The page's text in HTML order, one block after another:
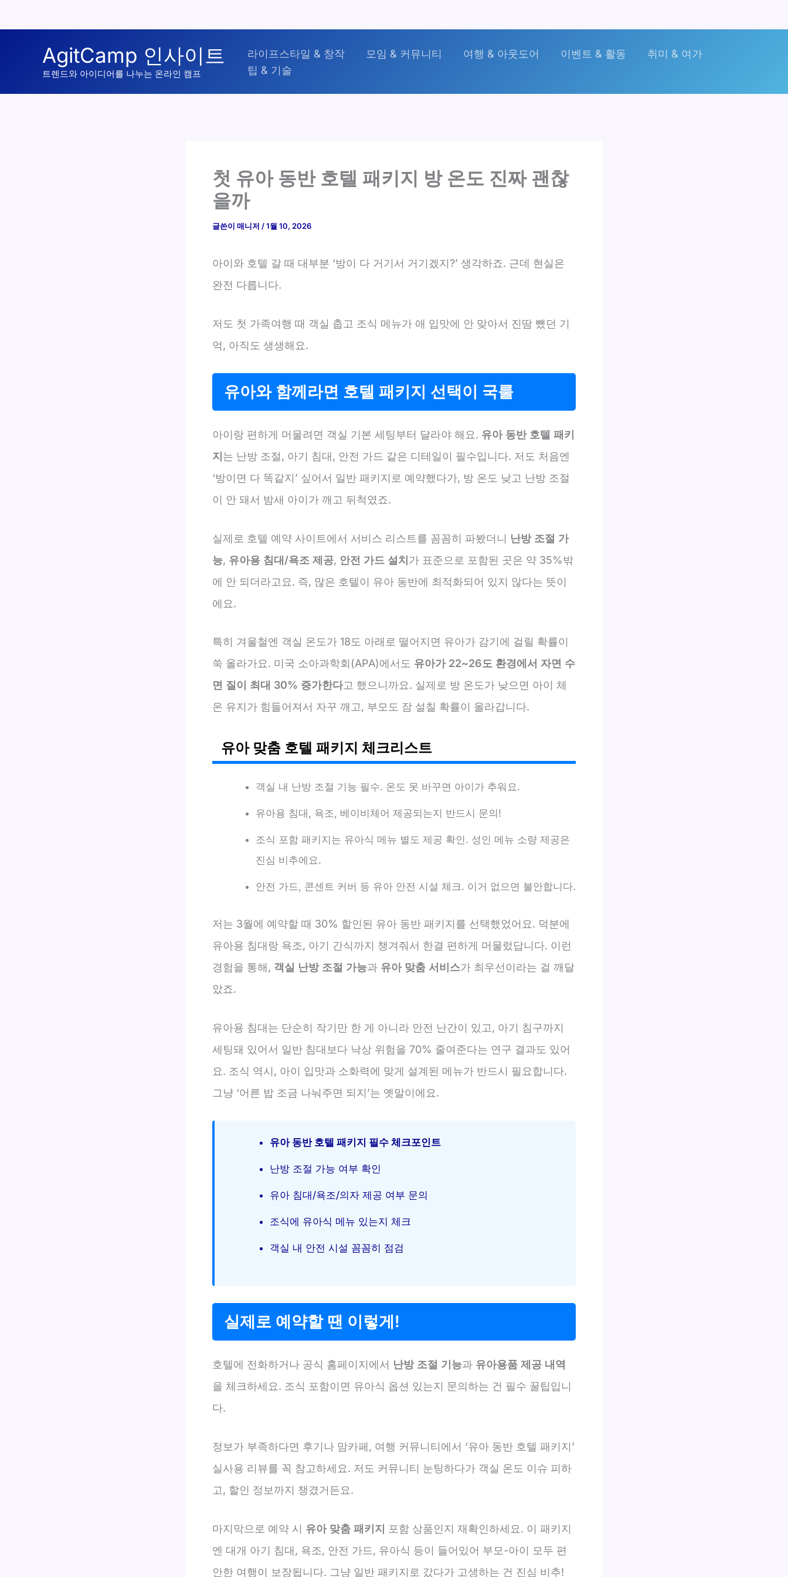
AgitCamp 인사이트
트렌드와 아이디어를 나누는 온라인 캠프
라이프스타일 & 창작 모임 & 커뮤니티 여행 & 아웃도어 이벤트 & 활동
취미 & 여가
팁 & 기술
첫 유아 동반 호텔 패키지 방 온도 진짜 괜찮
을까
글쓴이 매니저 /1월 10, 2026
아이와 호텔 갈 때 대부분 ‘방이 다 거기서 거기겠지?’ 생각하죠. 근데 현실은
완전 다릅니다.
저도 첫 가족여행 때 객실 춥고 조식 메뉴가 애 입맛에 안 맞아서 진땀 뺐던 기
억, 아직도 생생해요.
유아와 함께라면 호텔 패키지 선택이 국룰
아이랑 편하게 머물려면 객실 기본 세팅부터 달라야 해요. 유아 동반 호텔 패키
지는 난방 조절, 아기 침대, 안전 가드 같은 디테일이 필수입니다. 저도 처음엔
‘방이면 다 똑같지’ 싶어서 일반 패키지로 예약했다가, 방 온도 낮고 난방 조절
이 안 돼서 밤새 아이가 깨고 뒤척였죠.
실제로 호텔 예약 사이트에서 서비스 리스트를 꼼꼼히 파봤더니 난방 조절 가
능, 유아용 침대/욕조 제공, 안전 가드 설치가 표준으로 포함된 곳은 약 35%밖
에 안 되더라고요. 즉, 많은 호텔이 유아 동반에 최적화되어 있지 않다는 뜻이
에요.
특히 겨울철엔 객실 온도가 18도 아래로 떨어지면 유아가 감기에 걸릴 확률이
쑥 올라가요. 미국 소아과학회(APA)에서도 유아가 22~26도 환경에서 자면 수
면 질이 최대 30% 증가한다고 했으니까요. 실제로 방 온도가 낮으면 아이 체
온 유지가 힘들어져서 자꾸 깨고, 부모도 잠 설칠 확률이 올라갑니다.
유아 맞춤 호텔 패키지 체크리스트
객실 내 난방 조절 기능 필수. 온도 못 바꾸면 아이가 추워요.
유아용 침대, 욕조, 베이비체어 제공되는지 반드시 문의!
조식 포함 패키지는 유아식 메뉴 별도 제공 확인. 성인 메뉴 소량 제공은
진심 비추에요.
안전 가드, 콘센트 커버 등 유아 안전 시설 체크. 이거 없으면 불안합니다.
저는 3월에 예약할 때 30% 할인된 유아 동반 패키지를 선택했었어요. 덕분에
유아용 침대랑 욕조, 아기 간식까지 챙겨줘서 한결 편하게 머물렀답니다. 이런
경험을 통해, 객실 난방 조절 가능과 유아 맞춤 서비스가 최우선이라는 걸 깨달
았죠.
유아용 침대는 단순히 작기만 한 게 아니라 안전 난간이 있고, 아기 침구까지
세팅돼 있어서 일반 침대보다 낙상 위험을 70% 줄여준다는 연구 결과도 있어
요. 조식 역시, 아이 입맛과 소화력에 맞게 설계된 메뉴가 반드시 필요합니다.
그냥 ‘어른 밥 조금 나눠주면 되지’는 옛말이에요.
유아 동반 호텔 패키지 필수 체크포인트
난방 조절 가능 여부 확인
유아 침대/욕조/의자 제공 여부 문의
조식에 유아식 메뉴 있는지 체크
객실 내 안전 시설 꼼꼼히 점검
실제로 예약할 땐 이렇게!
호텔에 전화하거나 공식 홈페이지에서 난방 조절 기능과 유아용품 제공 내역
을 체크하세요. 조식 포함이면 유아식 옵션 있는지 문의하는 건 필수 꿀팁입니
다.
정보가 부족하다면 후기나 맘카페, 여행 커뮤니티에서 ‘유아 동반 호텔 패키지’
실사용 리뷰를 꼭 참고하세요. 저도 커뮤니티 눈팅하다가 객실 온도 이슈 피하
고, 할인 정보까지 챙겼거든요.
마지막으로 예약 시 유아 맞춤 패키지 포함 상품인지 재확인하세요. 이 패키지
엔 대개 아기 침대, 욕조, 안전 가드, 유아식 등이 들어있어 부모-아이 모두 편
안한 여행이 보장됩니다. 그냥 일반 패키지로 갔다가 고생하는 건 진심 비추!